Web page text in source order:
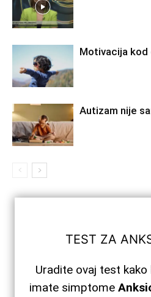
Motivacija
Autizam nije
TEST ZA
Uradite ovaj test
imate simptome